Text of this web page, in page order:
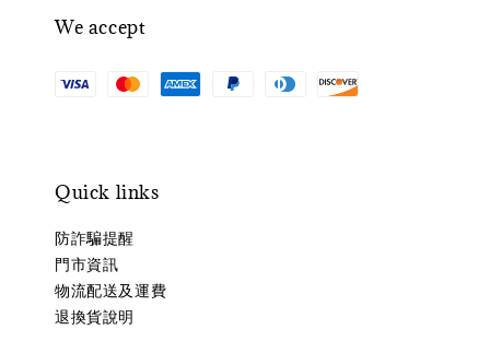
We accept
Quick links
防詐騙提醒
門市資訊
物流配送及運費
退換貨說明